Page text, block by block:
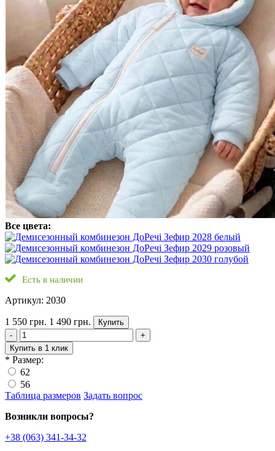
Все цвета:
Есть в наличии
Артикул: 2030
1 550 грн. 1 490 грн.
Купить
-
+
Купить в 1 клик
* Размер:
62
56
Таблица размеров Задать вопрос
Возникли вопросы?
+38 (063) 341-34-32